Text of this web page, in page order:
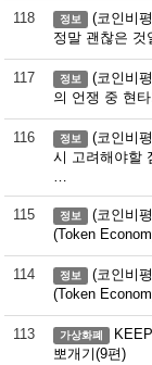
118 정보
(코인비
정말 괜찮은 것
117 정보
(코인비
의 언쟁 중 현
116 정보
(코인비
시 고려해야할
…
115 정보
(코인비
(Token
114 정보
(코인비
(Token
113 가상화폐
뽀개기(9편)